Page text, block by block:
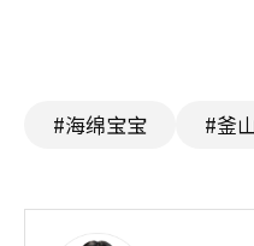
#海绵宝宝 #釜